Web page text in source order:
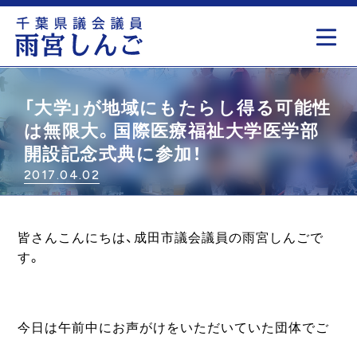
「大学」が地域にもたらし得る可能性
は無限大。国際医療福祉大学医学部
開設記念式典に参加！
2017.04.02
皆さんこんにちは、成田市議会議員の雨宮しんごで
す。
今日は午前中にお声がけをいただいていた団体でご